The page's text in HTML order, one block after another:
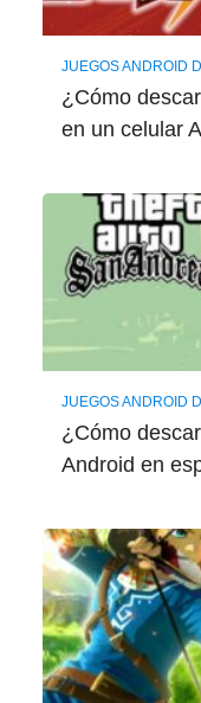
JUEGOS ANDROID
¿Cómo
en un celular
JUEGOS ANDROID
¿Cómo
Android en